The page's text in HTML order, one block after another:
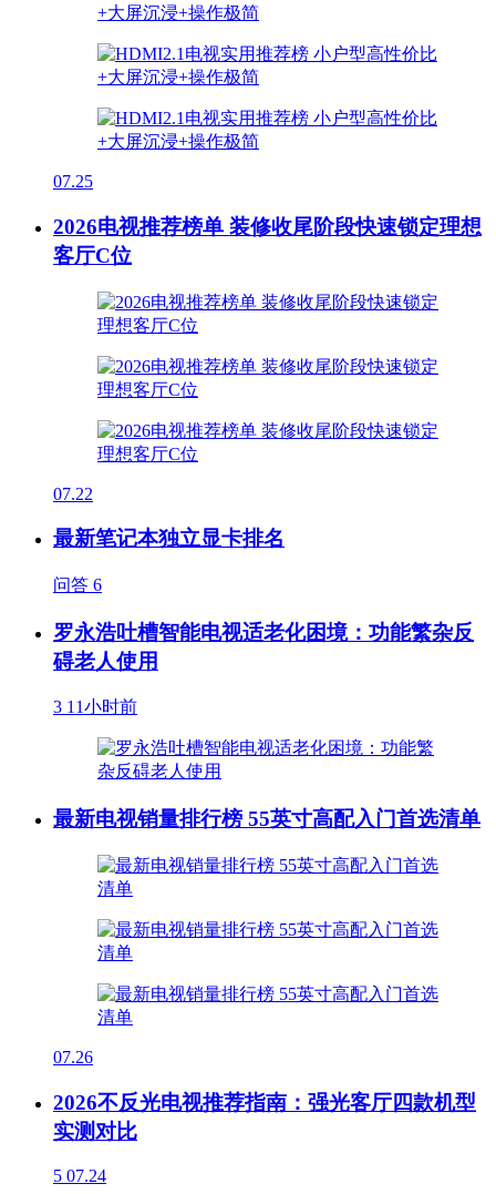
07.25
2026电视推荐榜单 装修收尾阶段快速锁定理想
客厅C位
07.22
最新笔记本独立显卡排名
问答 6
罗永浩吐槽智能电视适老化困境：功能繁杂反
碍老人使用
3 11小时前
最新电视销量排行榜 55英寸高配入门首选清单
07.26
2026不反光电视推荐指南：强光客厅四款机型
实测对比
5 07.24